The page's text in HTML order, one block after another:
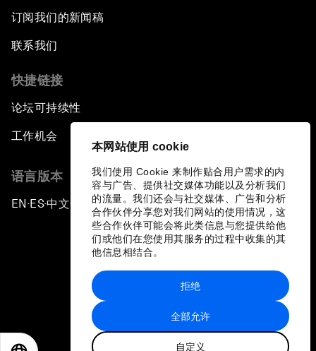
本网站使用 cookie
我们使用 Cookie 来制作贴合用户需求的内
容与广告、提供社交媒体功能以及分析我们
的流量。我们还会与社交媒体、广告和分析
合作伙伴分享您对我们网站的使用情况，这
些合作伙伴可能会将此类信息与您提供给他
们或他们在您使用其服务的过程中收集的其
他信息相结合。
全部允许
自定义
拒绝
订阅我们的新闻稿
联系我们
快捷链接
论坛可持续性
工作机会
语言版本
EN ▪ES▪中文▪ 日本語
站点地图